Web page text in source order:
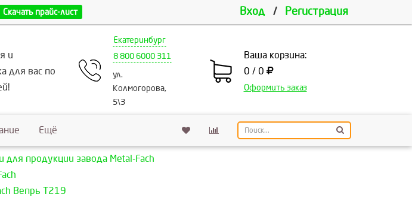
Скачать прайс-лист Вход / Регистрация
и
для вас по
Екатеринбург
8 800 6000 311
ул.
Колмогорова,
5\3
Ваша корзина:
0 / 0
Оформить заказ
Ещё
для продукции завода Metal-Fach
Вепрь T219